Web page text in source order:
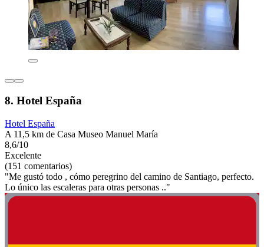
8. Hotel España
Hotel España
A 11,5 km de Casa Museo Manuel María
8,6/10
Excelente
(151 comentarios)
"Me gustó todo , cómo peregrino del camino de Santiago, perfecto.
Lo único las escaleras para otras personas .."